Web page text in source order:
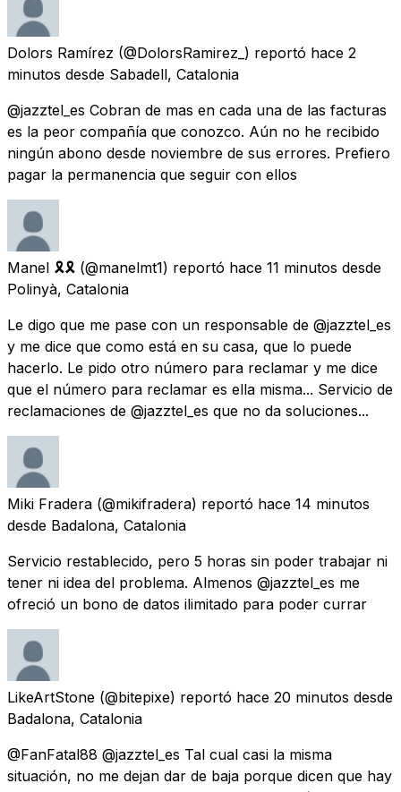
Dolors Ramírez (@DolorsRamirez_) reportó hace 2
minutos desde Sabadell, Catalonia
@jazztel_es Cobran de mas en cada una de las facturas
es la peor compañía que conozco. Aún no he recibido
ningún abono desde noviembre de sus errores. Prefiero
pagar la permanencia que seguir con ellos
Manel 🎗🎗 (@manelmt1) reportó hace 11 minutos desde
Polinyà, Catalonia
Le digo que me pase con un responsable de @jazztel_es
y me dice que como está en su casa, que lo puede
hacerlo. Le pido otro número para reclamar y me dice
que el número para reclamar es ella misma... Servicio de
reclamaciones de @jazztel_es que no da soluciones...
Miki Fradera (@mikifradera) reportó hace 14 minutos
desde Badalona, Catalonia
Servicio restablecido, pero 5 horas sin poder trabajar ni
tener ni idea del problema. Almenos @jazztel_es me
ofreció un bono de datos ilimitado para poder currar
LikeArtStone (@bitepixe) reportó hace 20 minutos desde
Badalona, Catalonia
@FanFatal88 @jazztel_es Tal cual casi la misma
situación, no me dejan dar de baja porque dicen que hay